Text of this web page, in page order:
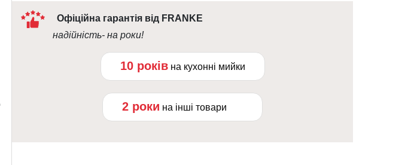
Офіційна гарантія від FRANKE
надійність- на роки!
10 років на кухонні мийки
2 роки на інші товари